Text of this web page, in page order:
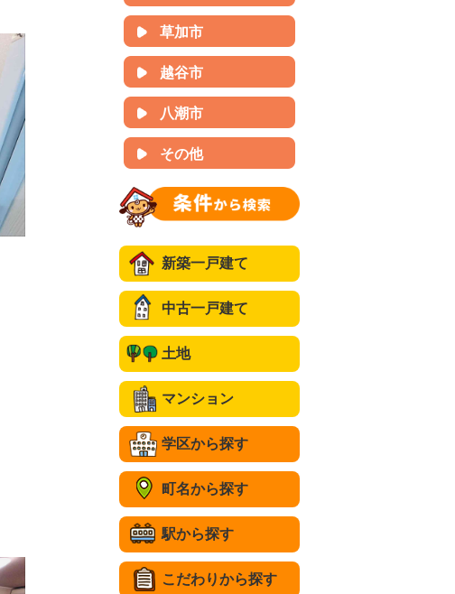
草加市
越谷市
八潮市
その他
新築一戸建て
中古一戸建て
土地
マンション
学区から探す
町名から探す
駅から探す
こだわりから探す